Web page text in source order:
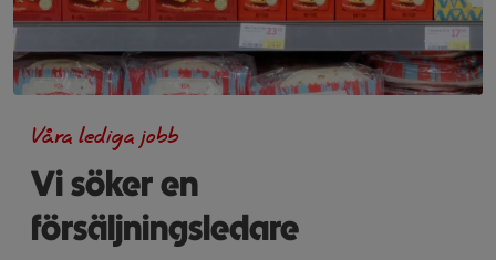
Vi söker en
försäljningsledare
Våra lediga jobb